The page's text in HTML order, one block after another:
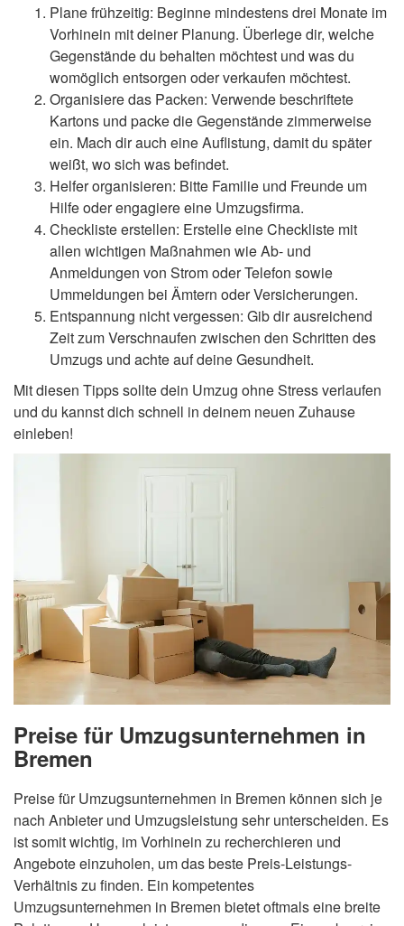
Plane frühzeitig: Beginne mindestens drei Monate im
Vorhinein mit deiner Planung. Überlege dir, welche
Gegenstände du behalten möchtest und was du
womöglich entsorgen oder verkaufen möchtest.
Organisiere das Packen: Verwende beschriftete
Kartons und packe die Gegenstände zimmerweise
ein. Mach dir auch eine Auflistung, damit du später
weißt, wo sich was befindet.
Helfer organisieren: Bitte Familie und Freunde um
Hilfe oder engagiere eine Umzugsfirma.
Checkliste erstellen: Erstelle eine Checkliste mit
allen wichtigen Maßnahmen wie Ab- und
Anmeldungen von Strom oder Telefon sowie
Ummeldungen bei Ämtern oder Versicherungen.
Entspannung nicht vergessen: Gib dir ausreichend
Zeit zum Verschnaufen zwischen den Schritten des
Umzugs und achte auf deine Gesundheit.
Mit diesen Tipps sollte dein Umzug ohne Stress verlaufen
und du kannst dich schnell in deinem neuen Zuhause
einleben!
Preise für Umzugsunternehmen in
Bremen
Preise für Umzugsunternehmen in Bremen können sich je
nach Anbieter und Umzugsleistung sehr unterscheiden. Es
ist somit wichtig, im Vorhinein zu recherchieren und
Angebote einzuholen, um das beste Preis-Leistungs-
Verhältnis zu finden. Ein kompetentes
Umzugsunternehmen in Bremen bietet oftmals eine breite